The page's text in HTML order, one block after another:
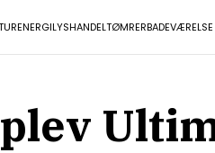
ENERGILYSHANDELTØMRERBADEVÆRELSE